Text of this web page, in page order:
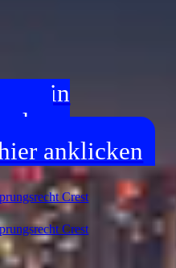
in
anklicken
Crest
Crest